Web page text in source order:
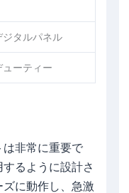
ジタルパネル
ーティー
は非常に重要で
るように設計さ
に動作し、急激